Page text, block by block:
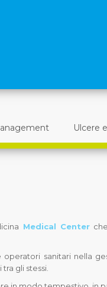
Ulcere
Medical Centerche
sanitari nella
gli stessi.